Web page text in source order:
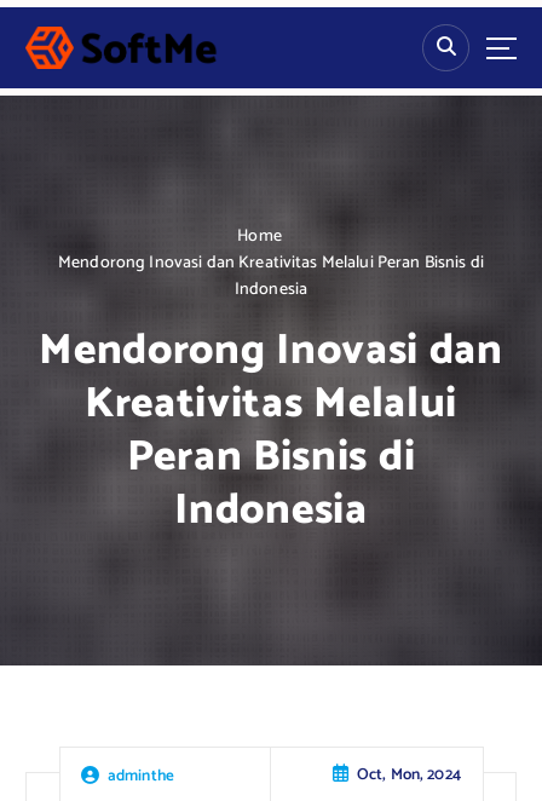
S
p
Home
Mendorong Inovasi dan Kreativitas Melalui Peran Bisnis di
Indonesia
Mendorong Inovasi dan
Kreativitas Melalui
Peran Bisnis di
Indonesia
adminthe Oct, Mon, 2024